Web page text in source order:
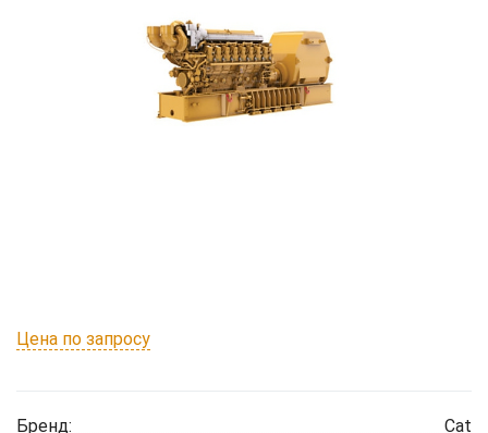
Цена по запросу
Бренд:
Cat